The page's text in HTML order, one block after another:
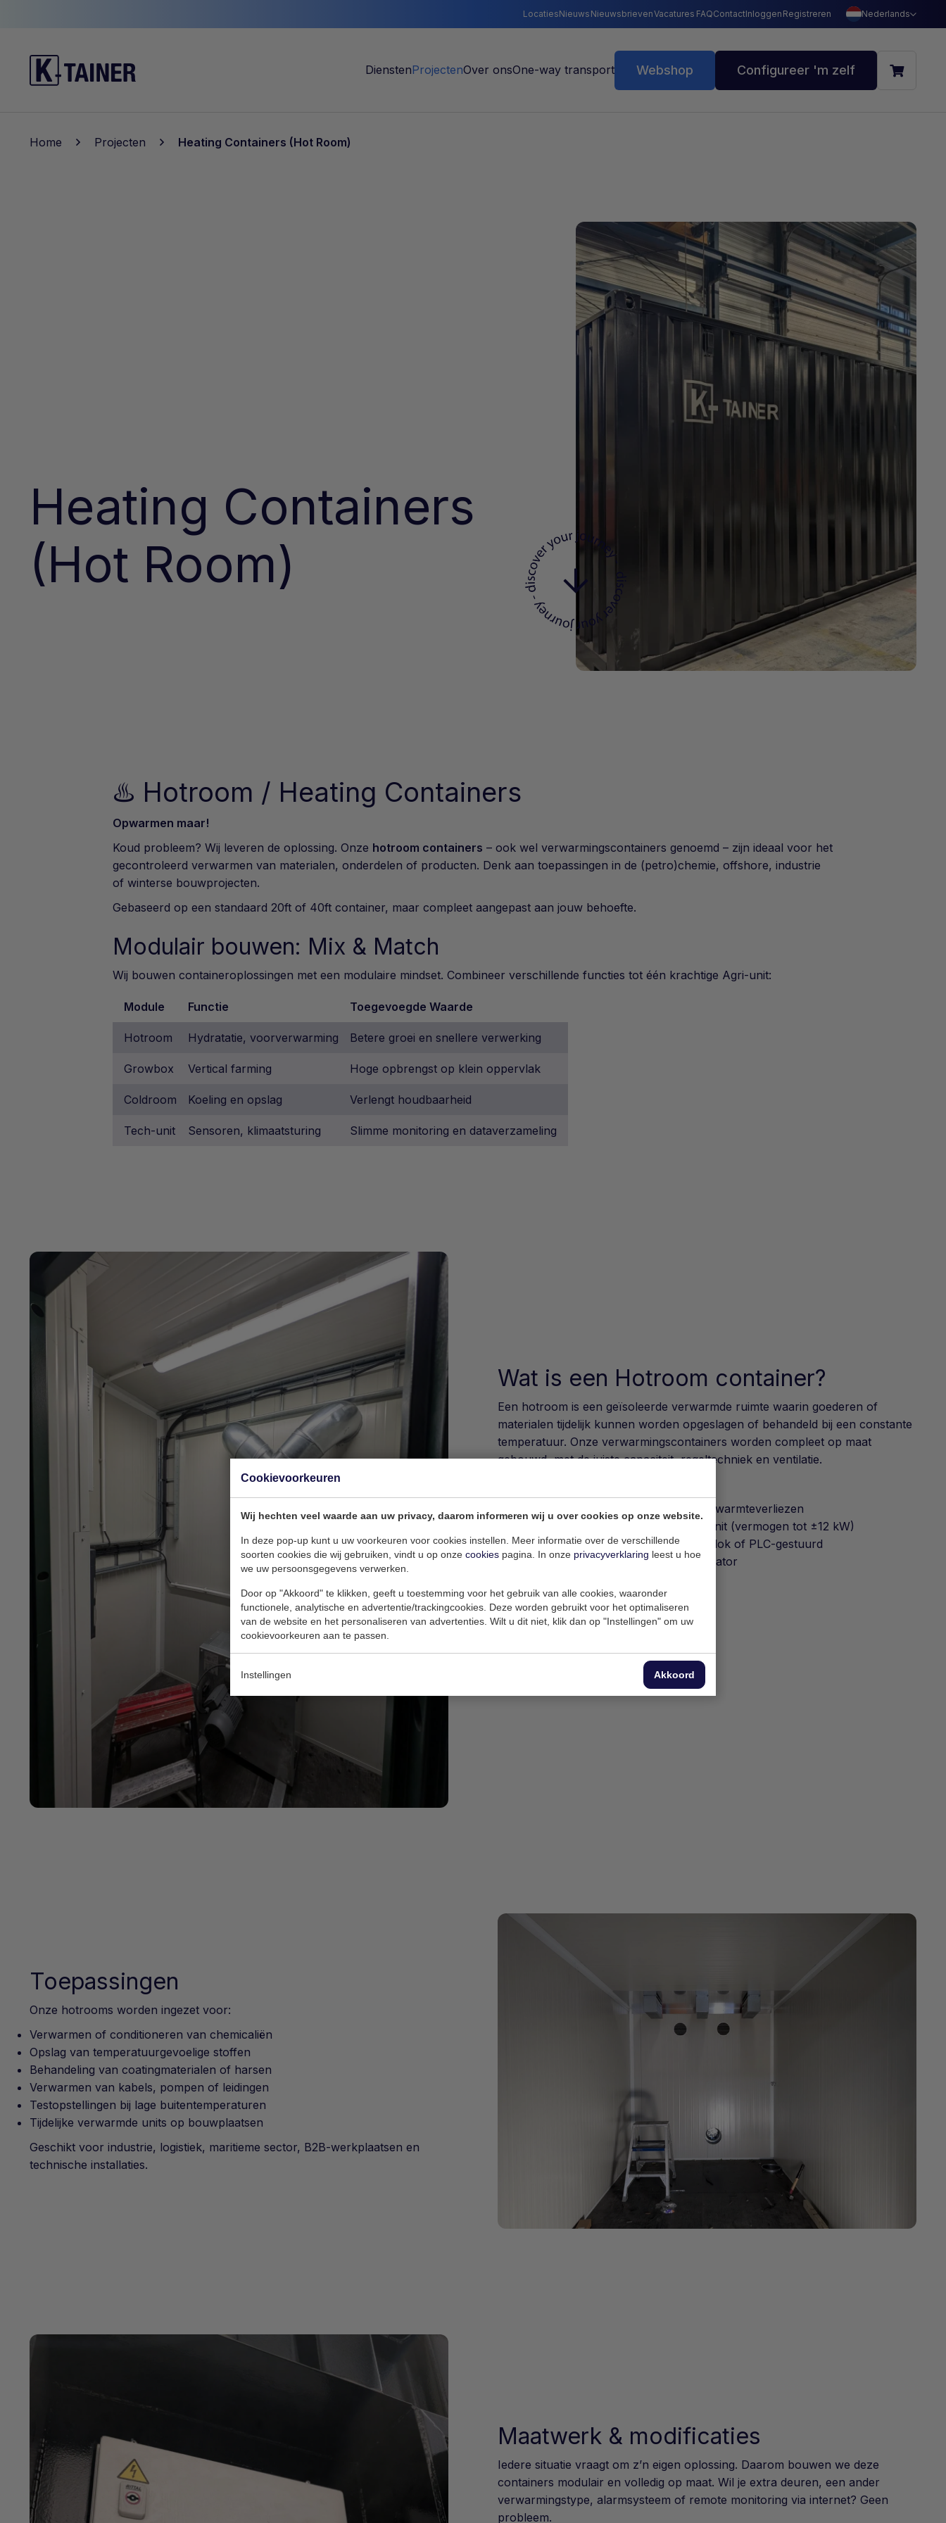
LocatiesNieuws NieuwsbrievenVacatures FAQContactInloggen Registreren Nederlands
Webshop Configureer 'm zelf
Home Projecten Heating Containers (Hot Room)
Heating Containers
(Hot Room)
♨️ Hotroom / Heating Containers
Opwarmen maar!
Koud probleem? Wij leveren de oplossing. Onze hotroom containers – ook wel verwarmingscontainers genoemd – zijn ideaal voor het
gecontroleerd verwarmen van materialen, onderdelen of producten. Denk aan toepassingen in de (petro)chemie, offshore, industrie
of winterse bouwprojecten.
Gebaseerd op een standaard 20ft of 40ft container, maar compleet aangepast aan jouw behoefte.
Modulair bouwen: Mix & Match
Wij bouwen containeroplossingen met een modulaire mindset. Combineer verschillende functies tot één krachtige Agri-unit:
Module Functie Toegevoegde Waarde
Hotroom Hydratatie, voorverwarming Betere groei en snellere verwerking
Growbox Vertical farming Hoge opbrengst op klein oppervlak
Coldroom Koeling en opslag Verlengt houdbaarheid
Tech-unit Sensoren, klimaatsturing Slimme monitoring en dataverzameling
Wat is een Hotroom container?
Een hotroom is een geïsoleerde verwarmde ruimte waarin goederen of
materialen tijdelijk kunnen worden opgeslagen of behandeld bij een constante
temperatuur. Onze verwarmingscontainers worden compleet op maat
gebouwd, met de juiste capaciteit, regeltechniek en ventilatie.
(PU of steenwol) voor minimale warmteverliezen
of warmwaterunit (vermogen tot ±12 kW)
Temperatuurregeling: thermostaat, tijdklok of PLC-gestuurd
Luchtcirculatiemet geïntegreerde ventilator
Aansluitpunt400V / 16A of 32A
Bodem met lekbakfunctiemogelijk
Ik wil ook een Hotroom container
Toepassingen
Onze hotrooms worden ingezet voor:
Verwarmen of conditioneren van chemicaliën
Opslag van temperatuurgevoelige stoffen
Behandeling van coatingmaterialen of harsen
Verwarmen van kabels, pompen of leidingen
Testopstellingen bij lage buitentemperaturen
Tijdelijke verwarmde units op bouwplaatsen
Geschikt voor industrie, logistiek, maritieme sector, B2B-werkplaatsen en
technische installaties.
Maatwerk & modificaties
Iedere situatie vraagt om z’n eigen oplossing. Daarom bouwen we deze
containers modulair en volledig op maat. Wil je extra deuren, een ander
verwarmingstype, alarmsysteem of remote monitoring via internet? Geen
probleem.
Cookievoorkeuren
Wij hechten veel waarde aan uw privacy, daarom informeren wij u over cookies op onze website.
In deze pop-up kunt u uw voorkeuren voor cookies instellen. Meer informatie over de verschillende
soorten cookies die wij gebruiken, vindt u op onze cookies pagina. In onze privacyverklaring leest u hoe
we uw persoonsgegevens verwerken.
Door op "Akkoord" te klikken, geeft u toestemming voor het gebruik van alle cookies, waaronder
functionele, analytische en advertentie/trackingcookies. Deze worden gebruikt voor het optimaliseren
van de website en het personaliseren van advertenties. Wilt u dit niet, klik dan op "Instellingen" om uw
cookievoorkeuren aan te passen.
Instellingen Akkoord